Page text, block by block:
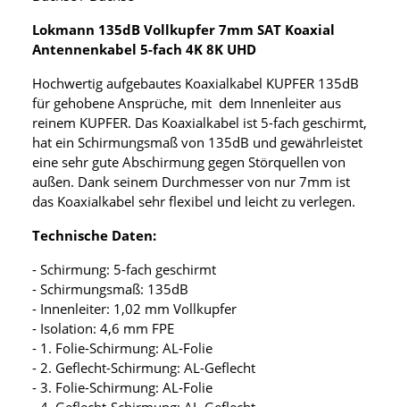
Lokmann 135dB Vollkupfer 7mm SAT Koaxial
Antennenkabel 5-fach 4K 8K UHD
Hochwertig aufgebautes Koaxialkabel KUPFER 135dB
für gehobene Ansprüche, mit dem Innenleiter aus
reinem KUPFER. Das Koaxialkabel ist 5-fach geschirmt,
hat ein Schirmungsmaß von 135dB und gewährleistet
eine sehr gute Abschirmung gegen Störquellen von
außen. Dank seinem Durchmesser von nur 7mm ist
das Koaxialkabel sehr flexibel und leicht zu verlegen.
Technische Daten:
- Schirmung: 5-fach geschirmt
- Schirmungsmaß: 135dB
- Innenleiter: 1,02 mm Vollkupfer
- Isolation: 4,6 mm FPE
- 1. Folie-Schirmung: AL-Folie
- 2. Geflecht-Schirmung: AL-Geflecht
- 3. Folie-Schirmung: AL-Folie